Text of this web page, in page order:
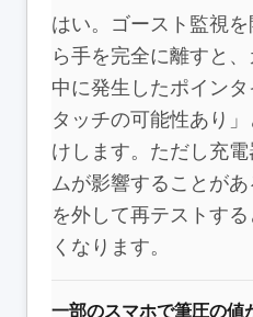
はい。ゴースト監視
ら手を完全に離すと
中に発生したポイン
タッチの可能性あり
けします。ただし充
ムが影響することが
を外して再テストす
くなります。
一部のスマホで筆圧の値